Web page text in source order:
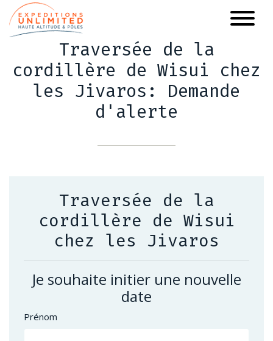
Aller
au
contenu
Traversée de la
cordillère de Wisui chez
les Jivaros: Demande
d'alerte
Traversée de la
cordillère de Wisui
chez les Jivaros
Je souhaite initier une nouvelle
date
Prénom